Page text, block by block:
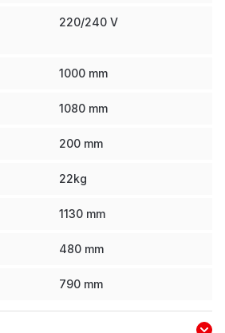
220/240 V
1000 mm
1080 mm
200 mm
22kg
1130 mm
480 mm
790 mm